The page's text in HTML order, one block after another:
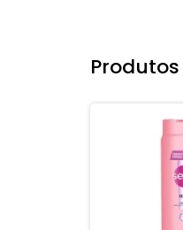
Produtos